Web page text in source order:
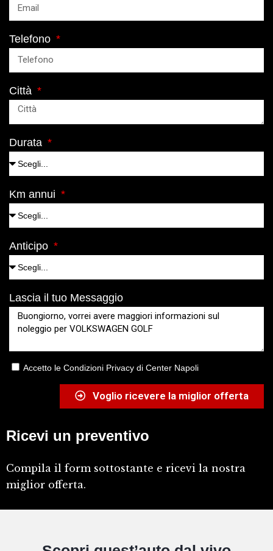
Telefono
Città
Durata
Km annui
Anticipo
Lascia il tuo Messaggio
Accetto le Condizioni Privacy di Center Napoli
Voglio ricevere la miglior offerta
Ricevi un preventivo
Compila il form sottostante e ricevi la nostra
miglior offerta.